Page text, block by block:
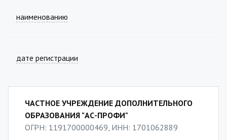
наименованию
дате регистрации
ЧАСТНОЕ УЧРЕЖДЕНИЕ ДОПОЛНИТЕЛЬНОГО
ОБРАЗОВАНИЯ "АС-ПРОФИ"
ОГРН: 1191700000469, ИНН: 1701062889